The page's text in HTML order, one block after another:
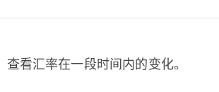
看汇率在一段时间内的变化。